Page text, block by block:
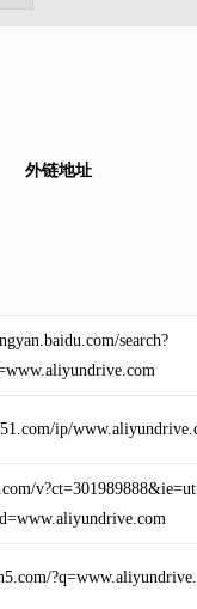
外链地址
search?
ip/